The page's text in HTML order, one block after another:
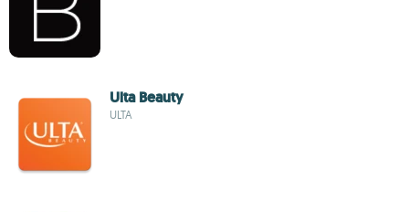
Ulta Beauty
ULTA